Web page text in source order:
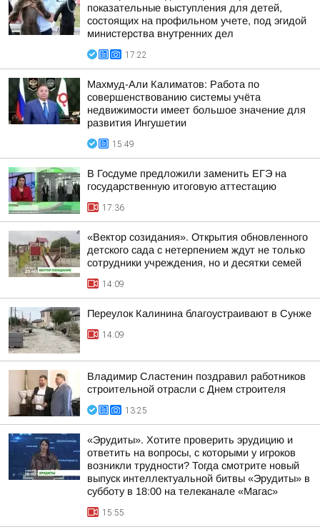
показательные выступления для детей,
состоящих на профильном учете, под эгидой
министерства внутренних дел
17:22
Махмуд-Али Калиматов: Работа по
совершенствованию системы учёта
недвижимости имеет большое значение для
развития Ингушетии
15:49
В Госдуме предложили заменить ЕГЭ на
государственную итоговую аттестацию
17:36
«Вектор созидания». Открытия обновленного
детского сада с нетерпением ждут не только
сотрудники учреждения, но и десятки семей
14:09
Переулок Калинина благоустраивают в Сунже
14:09
Владимир Сластенин поздравил работников
строительной отрасли с Днем строителя
13:25
«Эрудиты». Хотите проверить эрудицию и
ответить на вопросы, с которыми у игроков
возникли трудности? Тогда смотрите новый
выпуск интеллектуальной битвы «Эрудиты» в
субботу в 18:00 на телеканале «Магас»
15:55